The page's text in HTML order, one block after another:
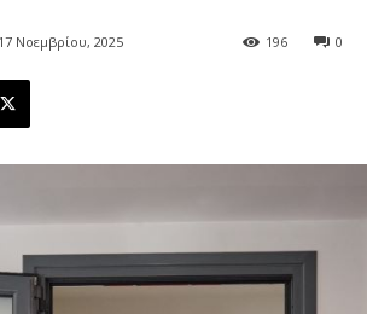
17 Νοεμβρίου, 2025 0
196